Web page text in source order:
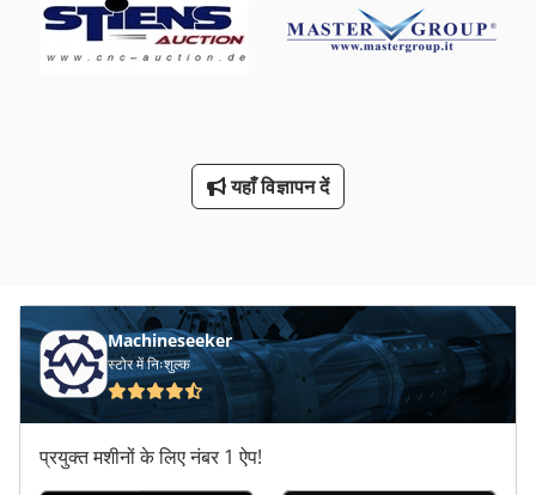
यहाँ विज्ञापन दें
Machineseeker
स्टोर में निःशुल्क
प्रयुक्त मशीनों के लिए नंबर 1 ऐप!